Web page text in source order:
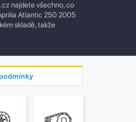
najdete všechno, co
Atlantic 250 2005
skladě, takže